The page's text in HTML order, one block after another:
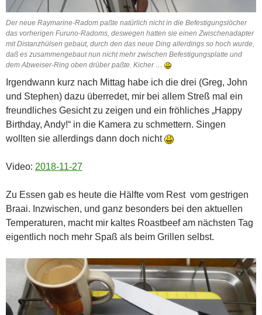
Der neue Raymarine-Radom paßte natürlich nicht in die Befestigungslöcher
das vorherigen Furuno-Radoms, deswegen hatten sie einen Zwischenadapter
mit Distanzhülsen gebaut, durch den das neue Ding allerdings so hoch wurde,
daß es zusammengebaut nun nicht mehr zwischen Befestigungsplatte und
dem Abweiser-Ring oben drüber paßte. Kicher …
Irgendwann kurz nach Mittag habe ich die drei (Greg, John
und Stephen) dazu überredet, mir bei allem Streß mal ein
freundliches Gesicht zu zeigen und ein fröhliches „Happy
Birthday, Andy!“ in die Kamera zu schmettern. Singen
wollten sie allerdings dann doch nicht
Video: 2018-11-27
Zu Essen gab es heute die Hälfte vom Rest vom gestrigen
Braai. Inzwischen, und ganz besonders bei den aktuellen
Temperaturen, macht mir kaltes Roastbeef am nächsten Tag
eigentlich noch mehr Spaß als beim Grillen selbst.